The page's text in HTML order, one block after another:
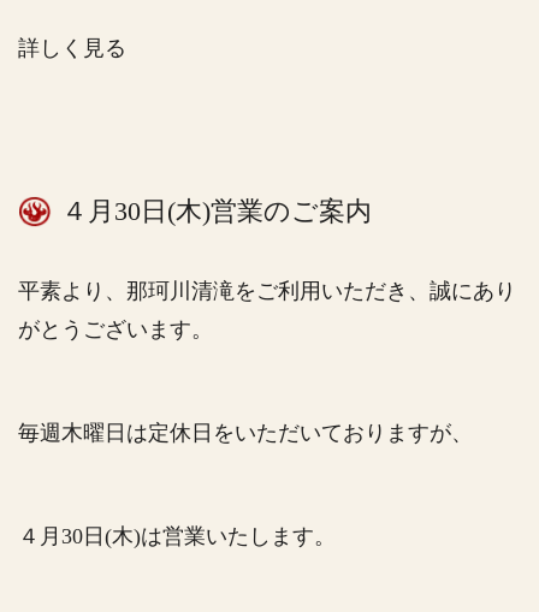
詳しく見る
４月30日(木)営業のご案内
平素より、那珂川清滝をご利用いただき、誠にあり
がとうございます。
毎週木曜日は定休日をいただいておりますが、
４月30日(木)は営業いたします。